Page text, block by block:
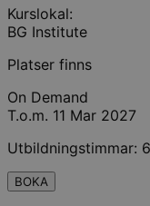
Kurslokal:
BG Institute
Platser finns
On Demand
T.o.m. 11 Mar 2027
Utbildningstimmar: 6
BOKA